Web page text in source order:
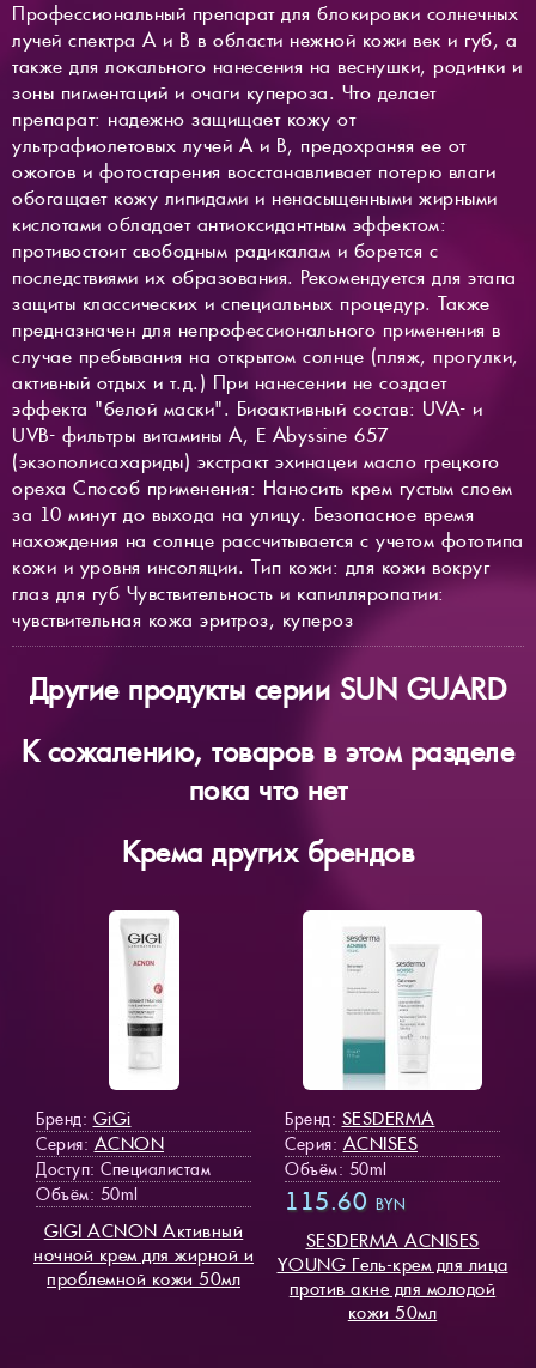
Профессиональный препарат для блокировки солнечных
лучей спектра А и В в области нежной кожи век и губ, а
также для локального нанесения на веснушки, родинки и
зоны пигментаций и очаги купероза. Что делает
препарат: надежно защищает кожу от
ультрафиолетовых лучей А и В, предохраняя ее от
ожогов и фотостарения восстанавливает потерю влаги
обогащает кожу липидами и ненасыщенными жирными
кислотами обладает антиоксидантным эффектом:
противостоит свободным радикалам и борется с
последствиями их образования. Рекомендуется для этапа
защиты классических и специальных процедур. Также
предназначен для непрофессионального применения в
случае пребывания на открытом солнце (пляж, прогулки,
активный отдых и т.д.) При нанесении не создает
эффекта "белой маски". Биоактивный состав: UVA- и
UVB- фильтры витамины A, E Abyssine 657
(экзополисахариды) экстракт эхинацеи масло грецкого
ореха Способ применения: Наносить крем густым слоем
за 10 минут до выхода на улицу. Безопасное время
нахождения на солнце рассчитывается с учетом фототипа
кожи и уровня инсоляции. Тип кожи: для кожи вокруг
глаз для губ Чувствительность и капилляропатии:
чувствительная кожа эритроз, купероз
Другие продукты серии SUN GUARD
К сожалению, товаров в этом разделе
пока что нет
Крема других брендов
Бренд: GiGi
Серия: ACNON
Доступ: Специалистам
Объём: 50ml
GIGI ACNON Активный
ночной крем для жирной и
проблемной кожи 50мл
Бренд: SESDERMA
Серия: ACNISES
Объём: 50ml
115.60 BYN
SESDERMA ACNISES
YOUNG Гель-крем для лица
против акне для молодой
кожи 50мл